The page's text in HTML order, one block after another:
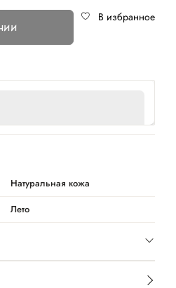
В избранное
Натуральная кожа
Лето